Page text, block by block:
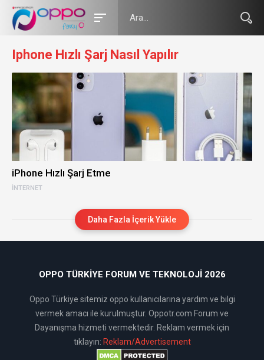
Iphone Hızlı Şarj Nasıl Yapılır
İNTERNET
iPhone Hızlı Şarj Etme
Daha Fazla İçerik Yükle
OPPO TÜRKIYE FORUM VE TEKNOLOJI 2026
Oppo Türkiye sitemiz oppo kullanıcılarına yardım ve bilgi
vermek amacı ile kurulmuştur. Oppotr.com Forum ve
Dayanışma hizmeti vermektedir. Reklam vermek için
tıklayın: Reklam/Advertisement